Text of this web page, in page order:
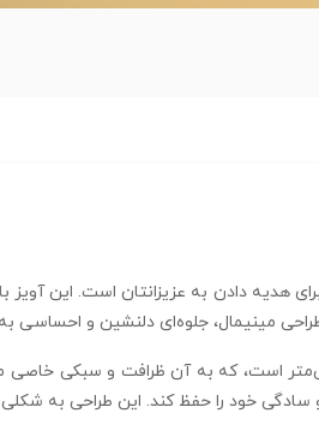
هدیه دادن به عزیزانتان است. این
مینیمال، جلوه‌ای دلنشین و احساسی
سادگی خود را حفظ کند. این طراحی به